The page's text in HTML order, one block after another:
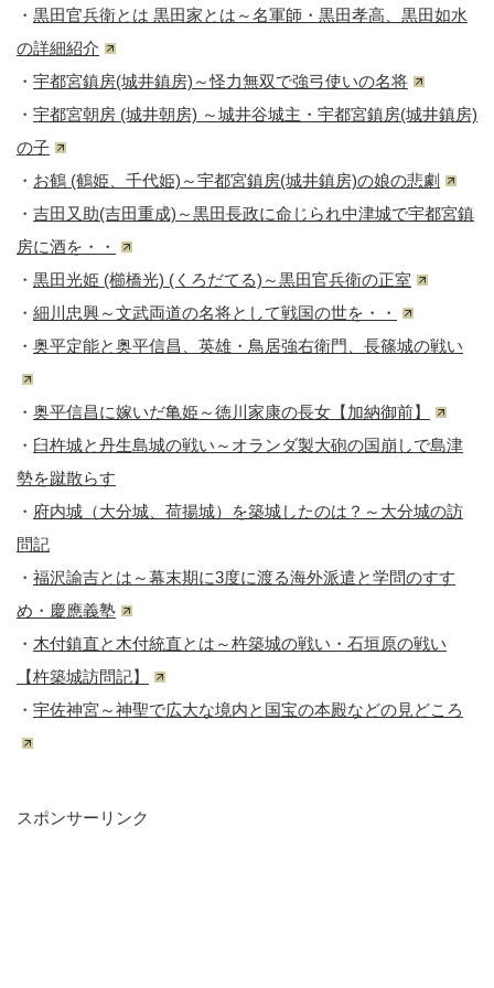
・ 黒田官兵衛とは 黒田家とは～名軍師・黒田孝高、黒田如水
の詳細紹介
・ 宇都宮鎮房(城井鎮房)～怪力無双で強弓使いの名将
・ 宇都宮朝房 (城井朝房) ～城井谷城主・宇都宮鎮房(城井鎮房)
の子
・ お鶴 (鶴姫、千代姫)～宇都宮鎮房(城井鎮房)の娘の悲劇
・ 吉田又助(吉田重成)～黒田長政に命じられ中津城で宇都宮鎮
房に酒を・・
・ 黒田光姫 (櫛橋光) (くろだてる)～黒田官兵衛の正室
・ 細川忠興～文武両道の名将として戦国の世を・・
・ 奥平定能と奥平信昌、英雄・鳥居強右衛門、長篠城の戦い
・ 奥平信昌に嫁いだ亀姫～徳川家康の長女【加納御前】
・ 臼杵城と丹生島城の戦い～オランダ製大砲の国崩しで島津
勢を蹴散らす
・ 府内城（大分城、荷揚城）を築城したのは？～大分城の訪
問記
・ 福沢諭吉とは～幕末期に3度に渡る海外派遣と学問のすす
め・慶應義塾
・ 木付鎮直と木付統直とは～杵築城の戦い・石垣原の戦い
【杵築城訪問記】
・ 宇佐神宮～神聖で広大な境内と国宝の本殿などの見どころ
スポンサーリンク